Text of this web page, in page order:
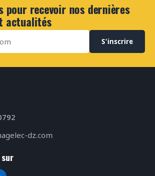
pour recevoir nos dernières
actualités
S'inscrire
dz.com